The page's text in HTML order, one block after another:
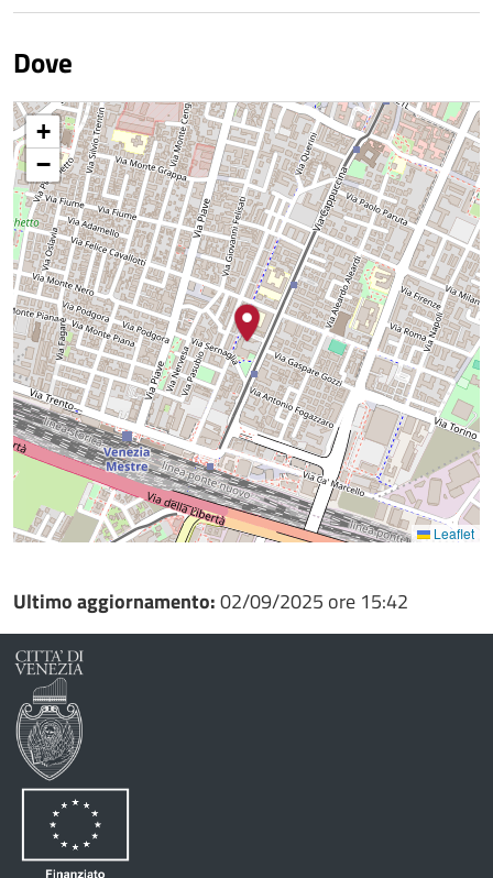
Dove
+
−
Leaflet
Ultimo aggiornamento:02/09/2025 ore 15:42